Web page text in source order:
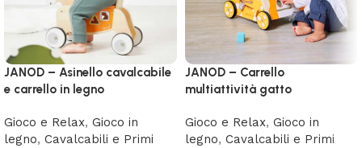
JANOD – Asinello cavalcabile
e carrello in legno
Gioco e Relax, Gioco in
legno, Cavalcabili e Primi
JANOD – Carrello
multiattività gatto
Gioco e Relax, Gioco in
legno, Cavalcabili e Primi